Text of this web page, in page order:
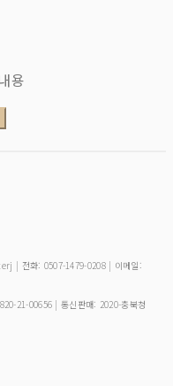
용
| 전화: 0507-1479-0208 | 이메일:
820-21-00656 | 통신판매: 2020-충북청